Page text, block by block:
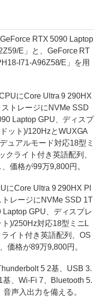
RTX 5090 Laptop
E」と、GeForce RT
I71-A96Z58/E」を用
にCore Ultra 9 290HX
トレージにNVMe SSD
Laptop GPU、ディスプ
ット)/120HzとWUXGA
ュアルモード対応18型ミ
クライト付き英語配列、
価格が99万9,800円。
Core Ultra 9 290HX Pl
レージにNVMe SSD 1T
GPU、ディスプレ
)/250Hz対応18型ミニL
イト付き英語配列、OS
価格が89万9,800円。
5 2基、USB 3.
、Wi-Fi 7、Bluetooth 5.
声入出力を備える。